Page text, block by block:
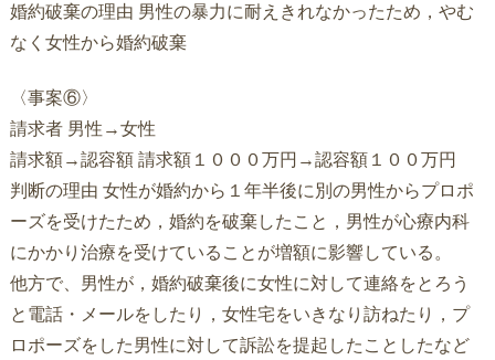
婚約破棄の理由 男性の暴力に耐えきれなかったため，やむ
なく女性から婚約破棄
〈事案⑥〉
請求者 男性→女性
請求額→認容額 請求額１０００万円→認容額１００万円
判断の理由 女性が婚約から１年半後に別の男性からプロポ
ーズを受けたため，婚約を破棄したこと，男性が心療内科
にかかり治療を受けていることが増額に影響している。
他方で、男性が，婚約破棄後に女性に対して連絡をとろう
と電話・メールをしたり，女性宅をいきなり訪ねたり，プ
ロポーズをした男性に対して訴訟を提起したことしたなど